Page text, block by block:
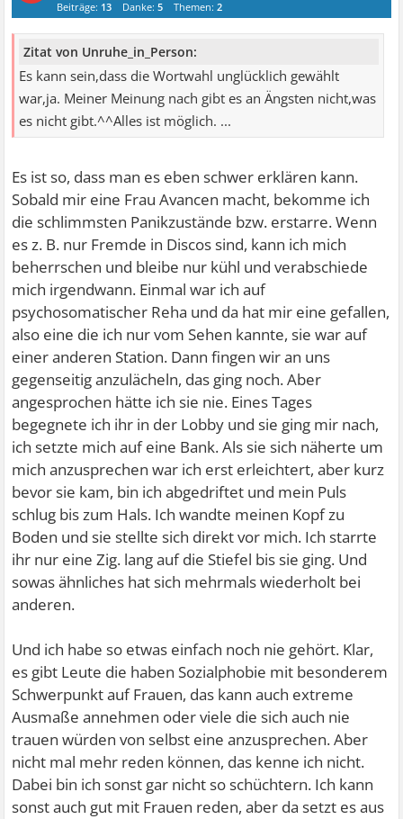
Beiträge: 13 Danke:5 Themen:2
Zitat von Unruhe_in_Person:
Es kann sein,dass die Wortwahl unglücklich gewählt
war,ja. Meiner Meinung nach gibt es an Ängsten nicht,was
es nicht gibt.^^Alles ist möglich. ...
Es ist so, dass man es eben schwer erklären kann.
Sobald mir eine Frau Avancen macht, bekomme ich
die schlimmsten Panikzustände bzw. erstarre. Wenn
es z. B. nur Fremde in Discos sind, kann ich mich
beherrschen und bleibe nur kühl und verabschiede
mich irgendwann. Einmal war ich auf
psychosomatischer Reha und da hat mir eine gefallen,
also eine die ich nur vom Sehen kannte, sie war auf
einer anderen Station. Dann fingen wir an uns
gegenseitig anzulächeln, das ging noch. Aber
angesprochen hätte ich sie nie. Eines Tages
begegnete ich ihr in der Lobby und sie ging mir nach,
ich setzte mich auf eine Bank. Als sie sich näherte um
mich anzusprechen war ich erst erleichtert, aber kurz
bevor sie kam, bin ich abgedriftet und mein Puls
schlug bis zum Hals. Ich wandte meinen Kopf zu
Boden und sie stellte sich direkt vor mich. Ich starrte
ihr nur eine Zig. lang auf die Stiefel bis sie ging. Und
sowas ähnliches hat sich mehrmals wiederholt bei
anderen.
Und ich habe so etwas einfach noch nie gehört. Klar,
es gibt Leute die haben Sozialphobie mit besonderem
Schwerpunkt auf Frauen, das kann auch extreme
Ausmaße annehmen oder viele die sich auch nie
trauen würden von selbst eine anzusprechen. Aber
nicht mal mehr reden können, das kenne ich nicht.
Dabei bin ich sonst gar nicht so schüchtern. Ich kann
sonst auch gut mit Frauen reden, aber da setzt es aus